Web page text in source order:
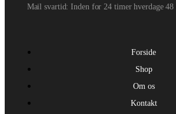
Mail svartid: Inden for 24 timer hverdage 48
Forside
Shop
Om os
Kontakt